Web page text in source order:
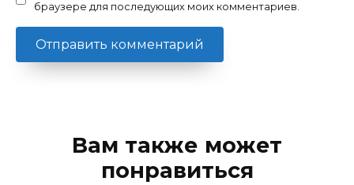
браузере для последующих моих комментариев.
Вам также может
понравиться